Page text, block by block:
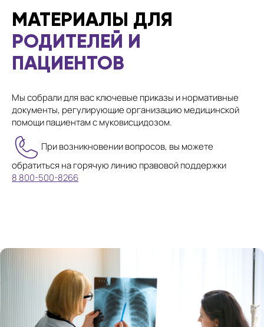
МАТЕРИАЛЫ ДЛЯ
РОДИТЕЛЕЙ И
ПАЦИЕНТОВ
Мы собрали для вас ключевые приказы и нормативные
документы, регулирующие организацию медицинской
помощи пациентам с муковисцидозом.
При возникновении вопросов, вы можете
обратиться на горячую линию правовой поддержки
8 800-500-8266